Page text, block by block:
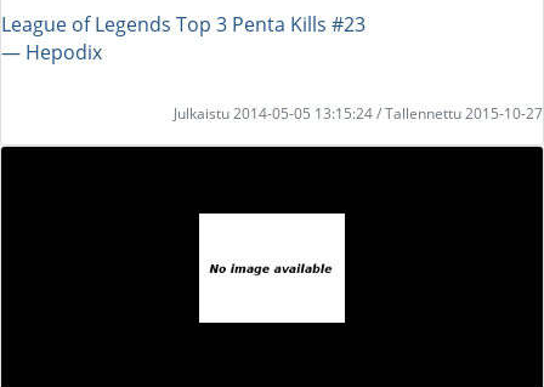
League of Legends Top 3 Penta Kills #23
― Hepodix
Julkaistu 2014-05-05 13:15:24 / Tallennettu 2015-10-27